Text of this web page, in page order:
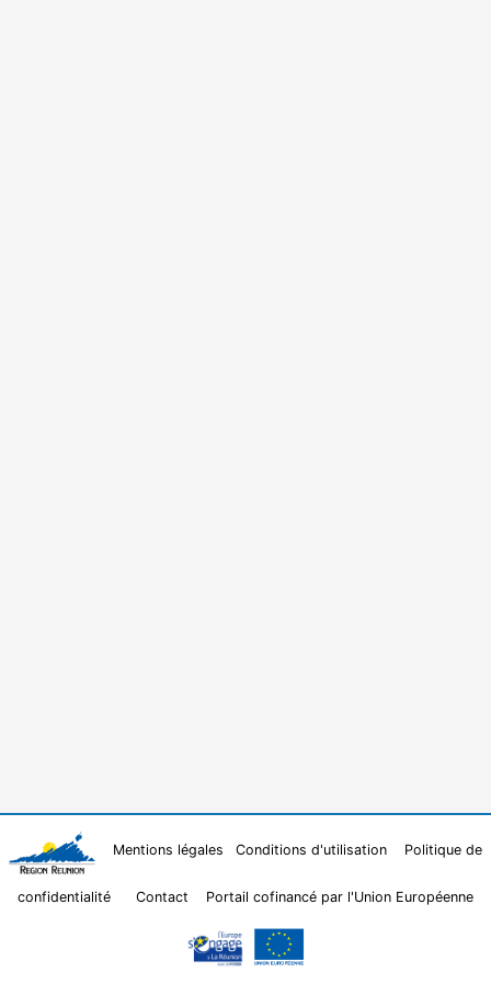
Mentions légales Conditions d'utilisation Politique de
confidentialité Contact Portail cofinancé par l'Union Européenne